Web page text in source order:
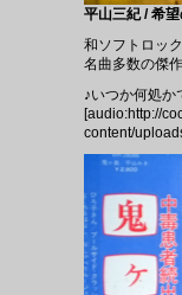
平山三紀 / 希
和ソフトロッ
名曲多数の傑
♪いつか何処か
[audio:http://
content/